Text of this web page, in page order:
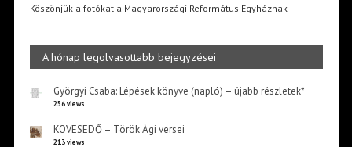
Köszönjük a fotókat a Magyarországi Református Egyháznak
A hónap legolvasottabb bejegyzései
Györgyi Csaba: Lépések könyve (napló) – újabb részletek*
256 views
KÖVESEDŐ – Török Ági versei
213 views